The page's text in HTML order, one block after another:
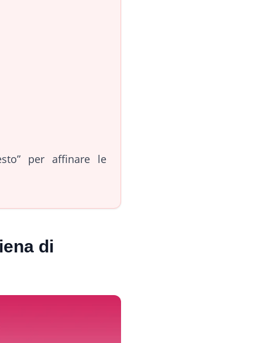
per affinare le
di